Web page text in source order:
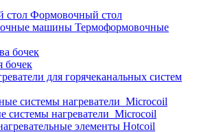
Формовочный стол
Термоформовочные
бочек
бочек
для горячеканальных систем
системы нагреватели_Microcoil